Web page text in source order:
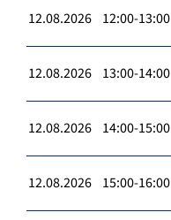
12.08.2026 12:00-13:00
12.08.2026 13:00-14:00
12.08.2026 14:00-15:00
12.08.2026 15:00-16:00